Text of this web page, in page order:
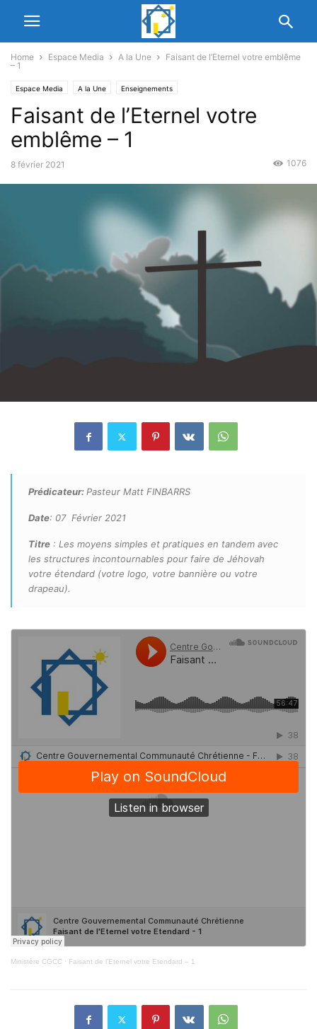
Home Espace Media A la Une
Faisant de l’Eternel votre emblême
– 1
Espace Media A la Une Enseignements
Faisant de l’Eternel votre
emblême – 1
8 février 2021 1076
Prédicateur:Pasteur Matt FINBARRS
Date: 07 Février 2021
Titre : Les moyens simples et pratiques en tandem avec
les structures incontournables pour faire de Jéhovah
votre étendard (votre logo, votre bannière ou votre
drapeau).
Ministère CGCC · Faisant de l’Eternel votre Etendard – 1